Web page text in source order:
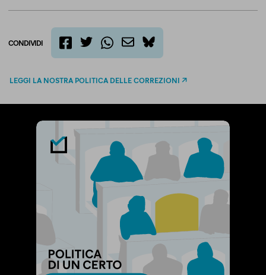
CONDIVIDI
bluesky
LEGGI LA NOSTRA POLITICA DELLE CORREZIONI